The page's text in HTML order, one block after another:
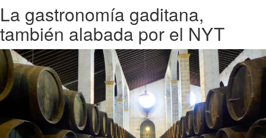
La gastronomía gaditana,
también alabada por el NYT